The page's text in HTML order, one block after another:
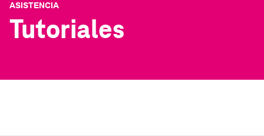
ASISTENCIA
Tutoriales